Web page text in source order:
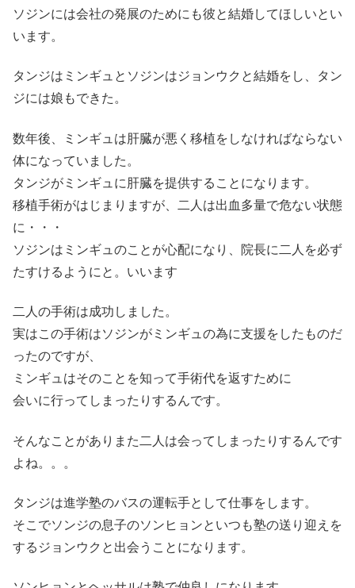
ソジンには会社の発展のためにも彼と結婚してほしいとい
います。
タンジはミンギュとソジンはジョンウクと結婚をし、タン
ジには娘もできた。
数年後、ミンギュは肝臓が悪く移植をしなければならない
体になっていました。
タンジがミンギュに肝臓を提供することになります。
移植手術がはじまりますが、二人は出血多量で危ない状態
に・・・
ソジンはミンギュのことが心配になり、院長に二人を必ず
たすけるようにと‫いいます。
二人の手術は成功しました。
実はこの手術はソジンがミンギュの為に支援をしたものだ
ったのですが、
ミンギュはそのことを知って手術代を返すために
会いに行ってしまったりするんです。
そんなことがありまた二人は会ってしまったりするんです
よね。。。
タンジは進学塾のバスの運転手として仕事をします。
そこでソンジの息子のソンヒョンといつも塾の送り迎えを
するジョンウクと出会うことになります。